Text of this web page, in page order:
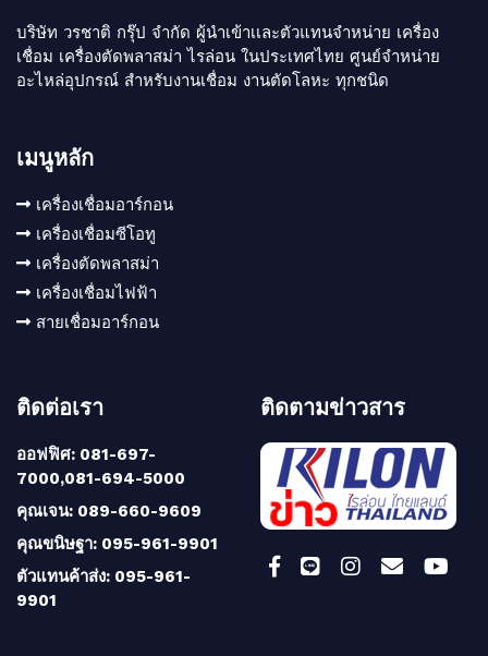
บริษัท วรชาติ กรุ๊ป จำกัด ผู้นำเข้าเเละตัวแทนจำหน่าย เครื่อง
เชื่อม เครื่องตัดพลาสม่า ไรล่อน ในประเทศไทย ศูนย์จำหน่าย
อะไหล่อุปกรณ์ สำหรับงานเชื่อม งานตัดโลหะ ทุกชนิด
เมนูหลัก
เครื่องเชื่อมอาร์กอน
เครื่องเชื่อมซีโอทู
เครื่องตัดพลาสม่า
เครื่องเชื่อมไฟฟ้า
สายเชื่อมอาร์กอน
ติดต่อเรา
ออฟฟิศ: 081-697-
7000,081-694-5000
คุณเจน: 089-660-9609
คุณขนิษฐา: 095-961-9901
ตัวแทนค้าส่ง: 095-961-
9901
ติดตามข่าวสาร